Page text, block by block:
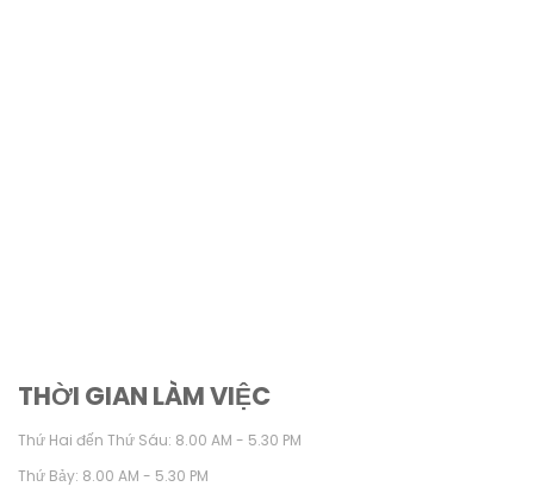
THỜI GIAN LÀM VIỆC
Thứ Hai đến Thứ Sáu: 8.00 AM - 5.30 PM
Thứ Bảy: 8.00 AM - 5.30 PM